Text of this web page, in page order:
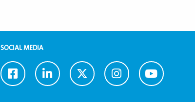
SOCIAL MEDIA
Ga
naar
Ga
naar
Ga
naar
Ga
naar
Ga
naar